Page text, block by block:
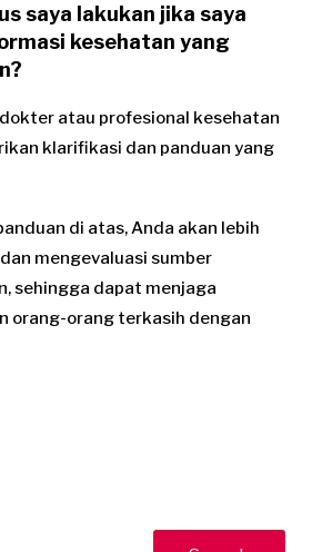
saya lakukan jika saya
kesehatan yang
atau profesional kesehatan
klarifikasi dan panduan yang
di atas, Anda akan lebih
mengevaluasi sumber
sehingga dapat menjaga
orang-orang terkasih dengan